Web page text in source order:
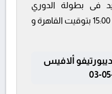
فى بطولة الدوري
الإسباني فى تمام الساعة 15:00 بتوقيت القاهرة و
ألافيس